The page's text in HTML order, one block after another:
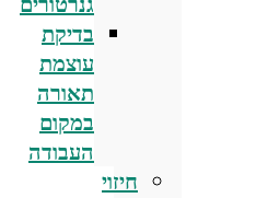
בדיקת
עוצמת
תאורה
במקום
העבודה
חיזוי